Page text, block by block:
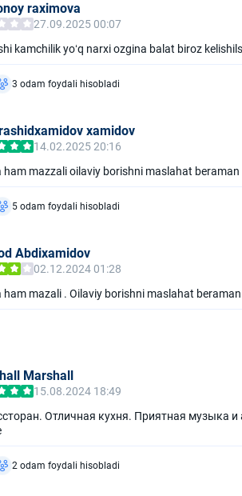
raximova
27.09.2025 00:07
kamchilik yoʻq narxi ozgina balat biroz
3 odam foydali hisobladi
xamidov
14.02.2025 20:16
ham mazzali oilaviy borishni maslahat
5 odam foydali hisobladi
Abdixamidov
02.12.2024 01:28
ham mazali . Oilaviy borishni maslahat
Marshall
15.08.2024 18:49
Отличная кухня. Приятная музыка
2 odam foydali hisobladi